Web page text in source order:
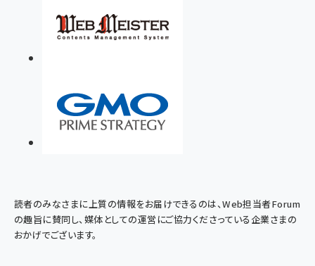
読者のみなさまに上質の情報をお届けできるのは、Web担当者Forum
の趣旨に賛同し、媒体としての運営にご協力くださっている企業さまの
おかげでございます。